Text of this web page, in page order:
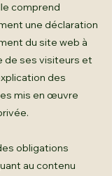
comprend
une déclaration
du site web à
de ses visiteurs et
des
mis en œuvre
obligations
au contenu